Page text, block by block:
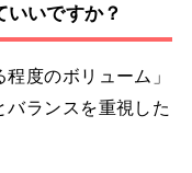
いですか？
度のボリューム」
バランスを重視した